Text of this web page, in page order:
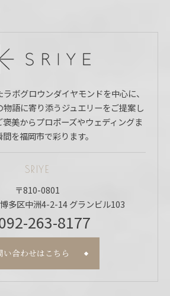
ボグロウンダイヤモンドを中心に、
物語に寄り添うジュエリーをご提案し
美からプロポーズやウェディングま
を福岡市で彩ります。
SRIYE
〒810-0801
多区中洲4-2-14 グランビル103
263-8177
い合わせはこちら